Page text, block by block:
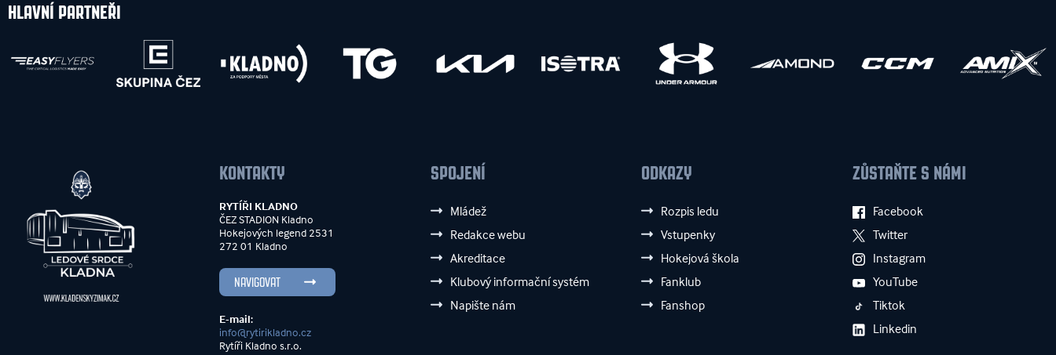
HLAVNÍ PARTNEŘI
KONTAKTY
RYTÍŘI KLADNO
ČEZ STADION Kladno
Hokejových legend 2531
272 01 Kladno
NAVIGOVAT
E-mail:
info@rytirikladno.cz
Rytíři Kladno s.r.o.
SPOJENÍ
Mládež
Redakce webu
Akreditace
Klubový informační systém
Napište nám
ODKAZY
Rozpis ledu
Vstupenky
Hokejová škola
Fanklub
Fanshop
ZŮSTAŇTE S NÁMI
Facebook
Twitter
Instagram
YouTube
Tiktok
Linkedin